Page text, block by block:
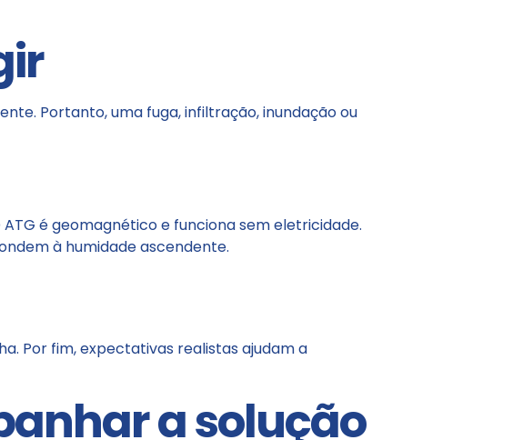
Portanto, uma fuga, infiltração, inundação ou
é geomagnético e funciona sem eletricidade.
à humidade ascendente.
Por fim, expectativas realistas ajudam a
a solução